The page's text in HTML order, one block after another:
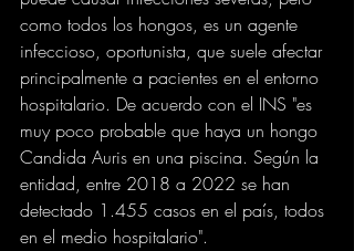
como todos los hongos, es un agente
infeccioso, oportunista, que suele afectar
principalmente a pacientes en el entorno
hospitalario. De acuerdo con el INS "es
muy poco probable que haya un hongo
Candida Auris en una piscina. Según la
entidad, entre 2018 a 2022 se han
detectado 1.455 casos en el país, todos
en el medio hospitalario".